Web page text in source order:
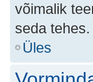
võimalik
seda tehes.
Üles